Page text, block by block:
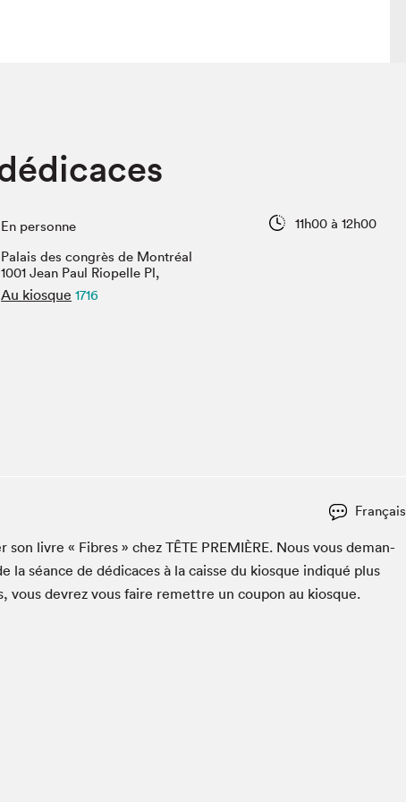
Vidéos et balados
Le Salon dans ta classe
Liseur Public
Matinées scolaires Hydro-Québec
En personne
11h00 à 12h00
Palais des congrès de Montréal
1001 Jean Paul Riopelle Pl,
Au kiosque 1716
Français
son livre « Fibres » chez TÊTE PRE­MIÈRE. Nous vous deman­
la séance de dédi­caces à la caisse du kiosque indiqué plus
vous devrez vous faire remet­tre un coupon au kiosque.